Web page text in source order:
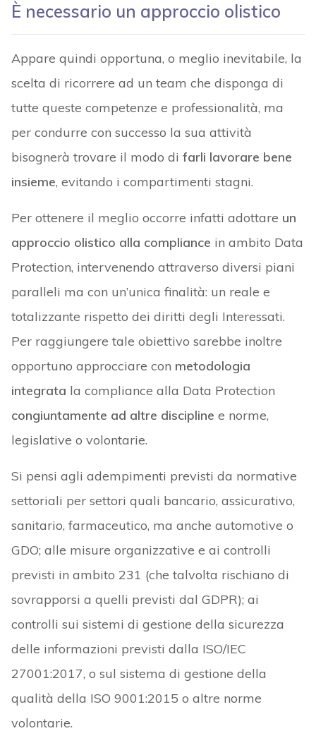
È necessario un approccio olistico
Appare quindi opportuna, o meglio inevitabile, la
scelta di ricorrere ad un team che disponga di
tutte queste competenze e professionalità, ma
per condurre con successo la sua attività
bisognerà trovare il modo di farli lavorare bene
insieme, evitando i compartimenti stagni.
Per ottenere il meglio occorre infatti adottare un
approccio olistico alla compliance in ambito Data
Protection, intervenendo attraverso diversi piani
paralleli ma con un’unica finalità: un reale e
totalizzante rispetto dei diritti degli Interessati.
Per raggiungere tale obiettivo sarebbe inoltre
opportuno approcciare con metodologia
integrata la compliance alla Data Protection
congiuntamente ad altre discipline e norme,
legislative o volontarie.
Si pensi agli adempimenti previsti da normative
settoriali per settori quali bancario, assicurativo,
sanitario, farmaceutico, ma anche automotive o
GDO; alle misure organizzative e ai controlli
previsti in ambito 231 (che talvolta rischiano di
sovrapporsi a quelli previsti dal GDPR); ai
controlli sui sistemi di gestione della sicurezza
delle informazioni previsti dalla ISO/IEC
27001:2017, o sul sistema di gestione della
qualità della ISO 9001:2015 o altre norme
volontarie.